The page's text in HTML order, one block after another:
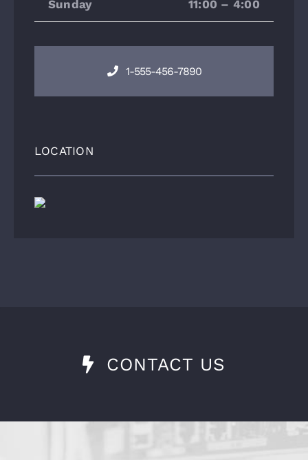
Sunday 11:00 – 4:00
1-555-456-7890
LOCATION
CONTACT US